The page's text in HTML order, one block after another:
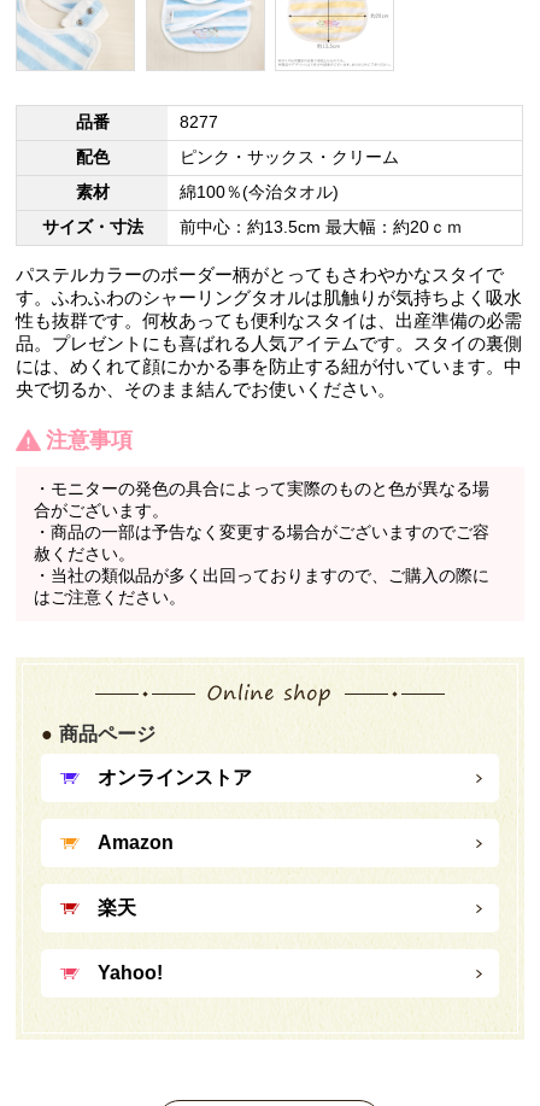
品番
8277
配色
ピンク・サックス・クリーム
素材
綿100％(今治タオル)
サイズ・寸法
前中心：約13.5cm 最大幅：約20ｃｍ
パステルカラーのボーダー柄がとってもさわやかなスタイで
す。ふわふわのシャーリングタオルは肌触りが気持ちよく吸水
性も抜群です。何枚あっても便利なスタイは、出産準備の必需
品。プレゼントにも喜ばれる人気アイテムです。スタイの裏側
には、めくれて顔にかかる事を防止する紐が付いています。中
央で切るか、そのまま結んでお使いください。
注意事項
・モニターの発色の具合によって実際のものと色が異なる場
合がございます。
・商品の一部は予告なく変更する場合がございますのでご容
赦ください。
・当社の類似品が多く出回っておりますので、ご購入の際に
はご注意ください。
商品ページ
オンラインストア
Amazon
楽天
Yahoo!